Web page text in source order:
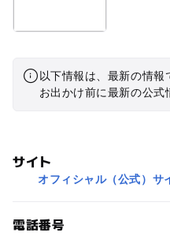
以下情報は、最新の情報
お出かけ前に最新の公式
サイト
オフィシャル（公式）サ
電話番号